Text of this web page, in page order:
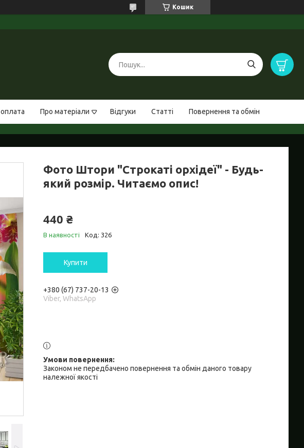
Кошик
Про матеріали Відгуки Статті Повернення та обмін
Фото Штори "Строкаті орхідеї" - Будь-
який розмір. Читаємо опис!
440 ₴
В наявності Код: 326
Купити
+380 (67) 737-20-13
Viber, WhatsApp
Законом не передбачено повернення та обмін даного товару
належної якості